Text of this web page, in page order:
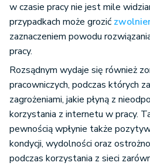
w czasie pracy nie jest mile
przypadkach może grozić
zaznaczeniem powodu
pracy.
Rozsądnym wydaje się również
pracowniczych, podczas których
zagrożeniami, jakie płyną z
korzystania z internetu w pracy.
pewnością wpłynie także
kondycji, wydolności oraz
podczas korzystania z sieci